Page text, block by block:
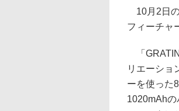
10月2日の
フィーチャ
「
リエーショ
ーを使った
1020mAh